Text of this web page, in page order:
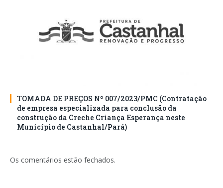
TOMADA DE PREÇOS Nº 007/2023/PMC (Contratação
de empresa especializada para conclusão da
construção da Creche Criança Esperança neste
Município de Castanhal/Pará)
Os comentários estão fechados.